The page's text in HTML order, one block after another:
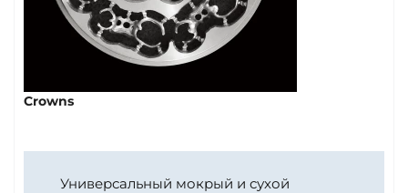
Crowns
Универсальный мокрый и сухой